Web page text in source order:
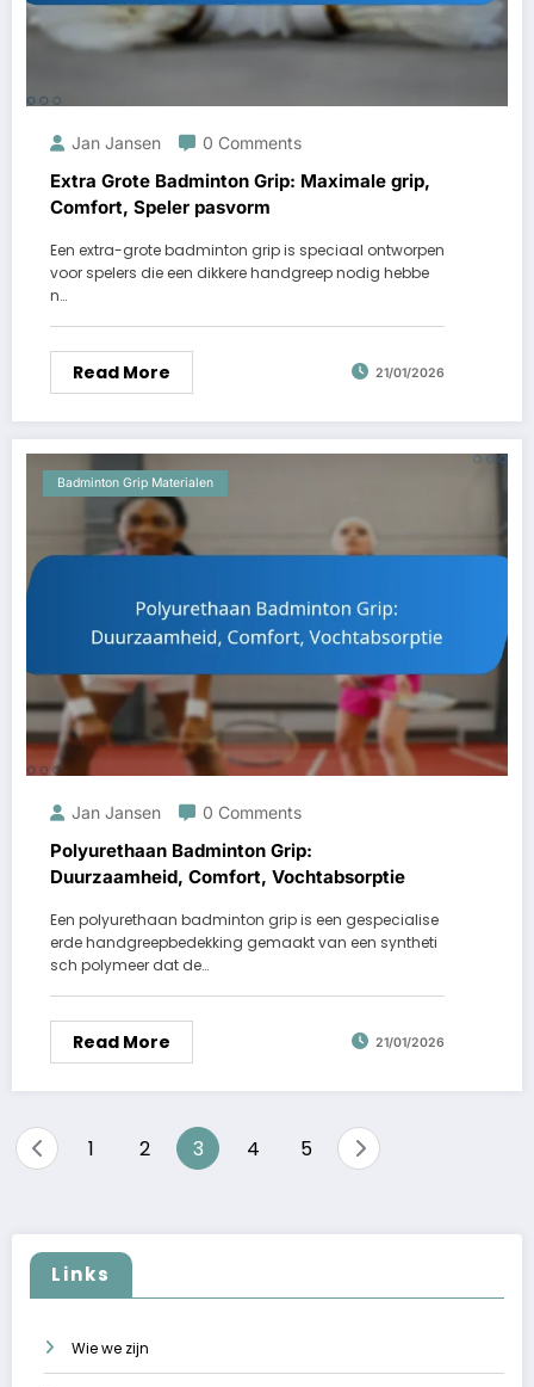
Jan Jansen 0 Comments
Extra Grote Badminton Grip: Maximale grip,
Comfort, Speler pasvorm
Een extra-grote badminton grip is speciaal ontworpen
voor spelers die een dikkere handgreep nodig hebbe
n…
Read More 21/01/2026
Badminton Grip Materialen
Jan Jansen 0 Comments
Polyurethaan Badminton Grip:
Duurzaamheid, Comfort, Vochtabsorptie
Een polyurethaan badminton grip is een gespecialise
erde handgreepbedekking gemaakt van een syntheti
sch polymeer dat de…
Read More 21/01/2026
Posts
1 2 3 4 5
Links
Wie we zijn